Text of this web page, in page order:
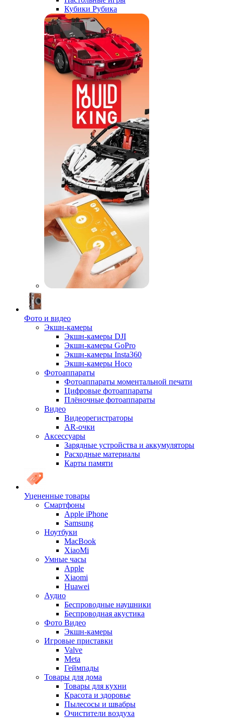
Кубики Рубика
Фото и видео
Экшн-камеры
Экшн-камеры DJI
Экшн-камеры GoPro
Экшн-камеры Insta360
Экшн-камеры Hoco
Фотоаппараты
Фотоаппараты моментальной печати
Цифровые фотоаппараты
Плёночные фотоаппараты
Видео
Видеорегистраторы
AR-очки
Аксессуары
Зарядные устройства и аккумуляторы
Расходные материалы
Карты памяти
Уцененные товары
Cмартфоны
Apple iPhone
Samsung
Ноутбуки
MacBook
XiaoMi
Умные часы
Apple
Xiaomi
Huawei
Аудио
Беспроводные наушники
Беспроводная акустика
Фото Видео
Экшн-камеры
Игровые приставки
Valve
Meta
Геймпады
Товары для дома
Товары для кухни
Красота и здоровье
Пылесосы и швабры
Очистители воздуха